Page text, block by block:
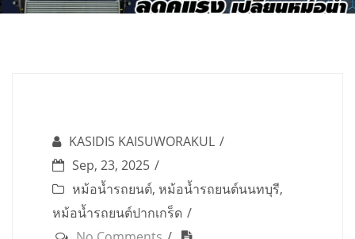
KASIDIS KAISUWORAKUL
Sep, 23, 2025
หม้อน้ำรถยนต์, หม้อน้ำรถยนต์นนทบุรี,
หม้อน้ำรถยนต์ปากเกร็ด